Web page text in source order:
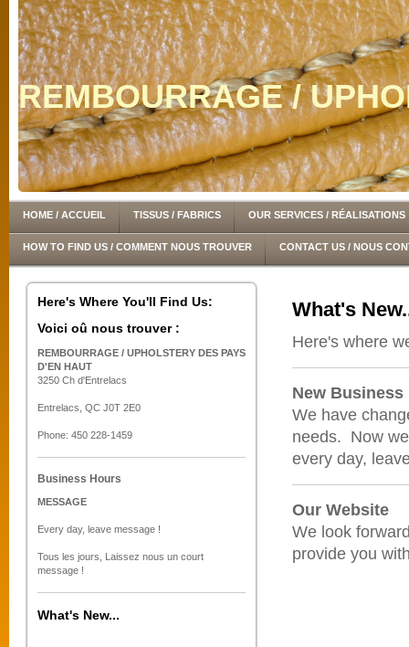
REMBOURRAGE /
HOME / ACCUEIL TISSUS / FABRICS OUR SERVICES / RÉALISATIONS
HOW TO FIND US / COMMENT NOUS TROUVER CONTACT US / NOUS
Here's Where You'll Find Us:
Voici oû nous trouver :
REMBOURRAGE / UPHOLSTERY DES PAYS
D'EN HAUT
3250 Ch d'Entrelacs
Entrelacs, QC J0T 2E0
Phone: 450 228-1459
Business Hours
MESSAGE
Every day, leave message !
Tous les jours, Laissez nous un court
message !
What's New...
What's
Here's where
New Business
We have
needs. Now
every day,
Our Website
We look
provide you